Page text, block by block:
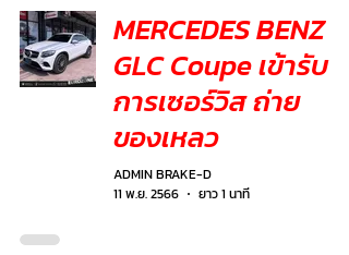
MERCEDES BENZ
GLC Coupe เข้ารับ
การเซอร์วิส ถ่าย
ของเหลว
ADMIN BRAKE-D
11 พ.ย. 2566
ยาว 1 นาที